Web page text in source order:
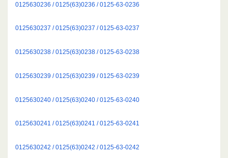
0125630236 / 0125(63)0236 / 0125-63-0236
0125630237 / 0125(63)0237 / 0125-63-0237
0125630238 / 0125(63)0238 / 0125-63-0238
0125630239 / 0125(63)0239 / 0125-63-0239
0125630240 / 0125(63)0240 / 0125-63-0240
0125630241 / 0125(63)0241 / 0125-63-0241
0125630242 / 0125(63)0242 / 0125-63-0242